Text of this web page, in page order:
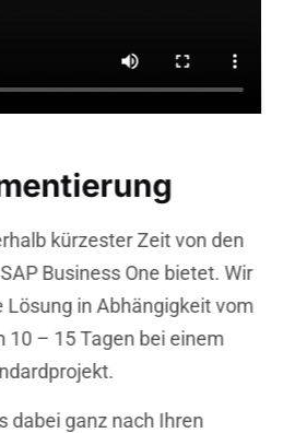
kürzester Zeit von den
Business One bietet. Wir
in Abhängigkeit vom
10 – 15 Tagen bei einem
dabei ganz nach Ihren